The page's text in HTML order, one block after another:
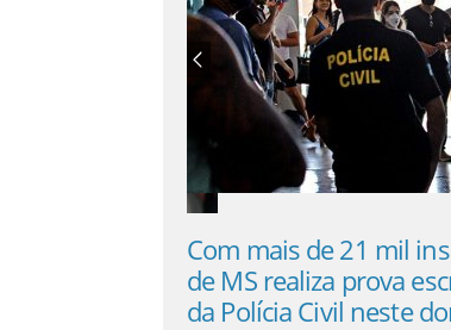
Com mais de 21 mil
de MS realiza prova
da Polícia Civil neste